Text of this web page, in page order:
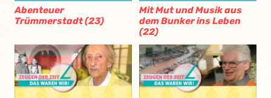
Abenteuer
Trümmerstadt (23)
Mit Mut und Musik aus
dem Bunker ins Leben
(22)